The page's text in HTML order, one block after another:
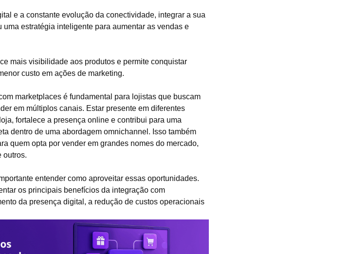
e a constante evolução da conectividade, integrar a sua
uma estratégia inteligente para aumentar as vendas e
mais visibilidade aos produtos e permite conquistar
custo em ações de marketing.
marketplaces é fundamental para lojistas que buscam
em múltiplos canais. Estar presente em diferentes
fortalece a presença online e contribui para uma
dentro de uma abordagem omnichannel. Isso também
quem opta por vender em grandes nomes do mercado,
outros.
entender como aproveitar essas oportunidades.
os principais benefícios da integração com
da presença digital, a redução de custos operacionais